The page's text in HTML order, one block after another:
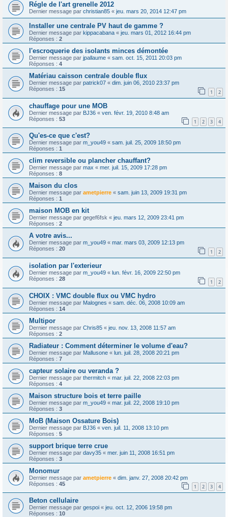
Régle de l'art grenelle 2012
Dernier message par christian85 « jeu. mars 20, 2014 12:47 pm
Installer une centrale PV haut de gamme ?
Dernier message par kippacabana « jeu. mars 01, 2012 16:44 pm
Réponses : 2
l'escroquerie des isolants minces démontée
Dernier message par jpallaume « sam. oct. 15, 2011 20:03 pm
Réponses : 4
Matériau caisson centrale double flux
Dernier message par patrick07 « dim. juin 06, 2010 23:37 pm
Réponses : 15 1 2
chauffage pour une MOB
Dernier message par BJ36 « ven. févr. 19, 2010 8:48 am
Réponses : 53 1 2 3 4
Qu'es-ce que c'est?
Dernier message par m_you49 « sam. juil. 25, 2009 18:50 pm
Réponses : 1
clim reversible ou plancher chauffant?
Dernier message par max « mer. juil. 15, 2009 17:28 pm
Réponses : 8
Maison du clos
Dernier message par ametpierre « sam. juin 13, 2009 19:31 pm
Réponses : 1
maison MOB en kit
Dernier message par gegef6fsk « jeu. mars 12, 2009 23:41 pm
Réponses : 2
A votre avis...
Dernier message par m_you49 « mar. mars 03, 2009 12:13 pm
Réponses : 20 1 2
isolation par l'exterieur
Dernier message par m_you49 « lun. févr. 16, 2009 22:50 pm
Réponses : 28 1 2
CHOIX : VMC double flux ou VMC hydro
Dernier message par Malognes « sam. déc. 06, 2008 10:09 am
Réponses : 14
Multipor
Dernier message par Chris85 « jeu. nov. 13, 2008 11:57 am
Réponses : 2
Radiateur : Comment déterminer le volume d'eau?
Dernier message par Mallusone « lun. juil. 28, 2008 20:21 pm
Réponses : 7
capteur solaire ou veranda ?
Dernier message par thermitch « mar. juil. 22, 2008 22:03 pm
Réponses : 4
Maison structure bois et terre paille
Dernier message par m_you49 « mar. juil. 22, 2008 19:10 pm
Réponses : 3
MoB (Maison Ossature Bois)
Dernier message par BJ36 « ven. juil. 11, 2008 13:10 pm
Réponses : 5
support brique terre crue
Dernier message par davy35 « mer. juin 11, 2008 16:51 pm
Réponses : 3
Monomur
Dernier message par ametpierre « dim. janv. 27, 2008 20:42 pm
Réponses : 45 1 2 3 4
Beton cellulaire
Dernier message par gespoi « jeu. oct. 12, 2006 19:58 pm
Réponses : 10